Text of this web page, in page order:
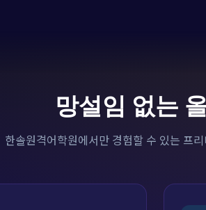
망설임 없는
한솔원격어학원에서만 경험할 수 있는 프